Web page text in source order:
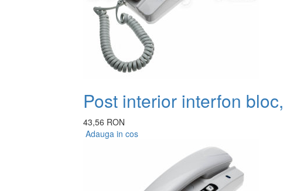
Post interior interfon
43,56 RON
Adauga in cos